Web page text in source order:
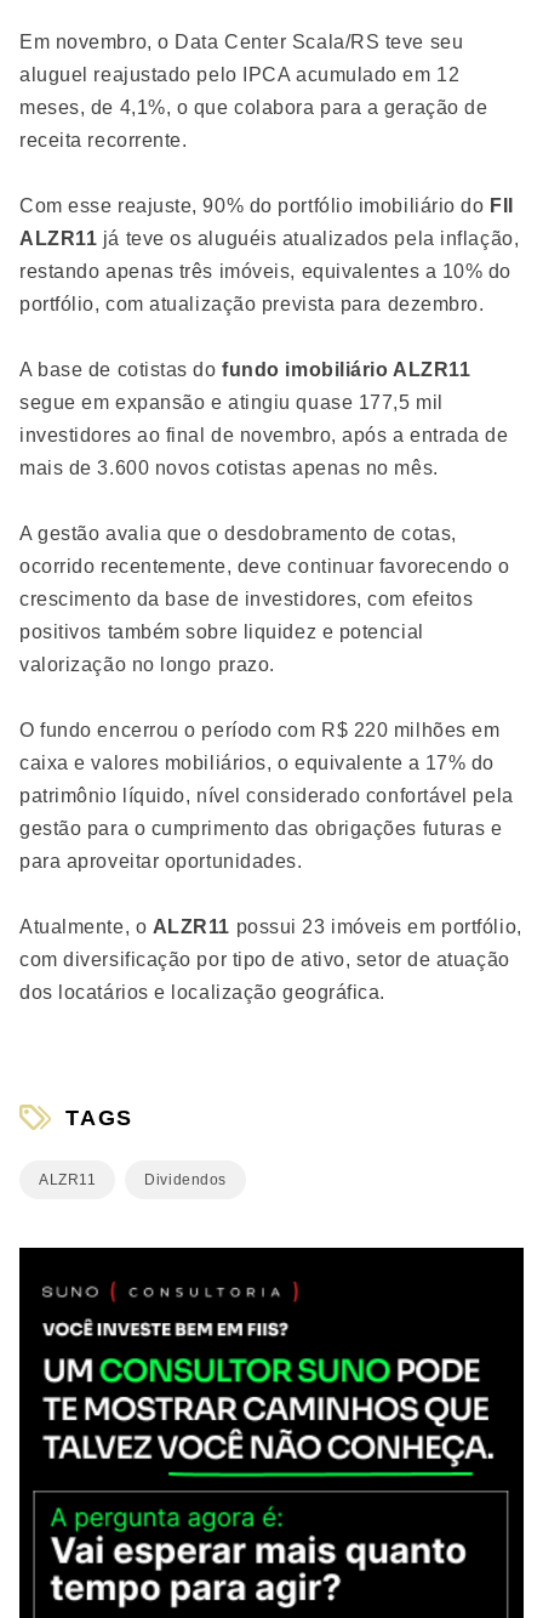
Em novembro, o Data Center Scala/RS teve seu
aluguel reajustado pelo IPCA acumulado em 12
meses, de 4,1%, o que colabora para a geração de
receita recorrente.
Com esse reajuste, 90% do portfólio imobiliário do FII
ALZR11 já teve os aluguéis atualizados pela inflação,
restando apenas três imóveis, equivalentes a 10% do
portfólio, com atualização prevista para dezembro.
A base de cotistas dofundo imobiliário ALZR11
segue em expansão e atingiu quase 177,5 mil
investidores ao final de novembro, após a entrada de
mais de 3.600 novos cotistas apenas no mês.
A gestão avalia que o desdobramento de cotas,
ocorrido recentemente, deve continuar favorecendo o
crescimento da base de investidores, com efeitos
positivos também sobre liquidez e potencial
valorização no longo prazo.
O fundo encerrou o período com R$ 220 milhões em
caixa e valores mobiliários, o equivalente a 17% do
patrimônio líquido, nível considerado confortável pela
gestão para o cumprimento das obrigações futuras e
para aproveitar oportunidades.
Atualmente, o ALZR11 possui 23 imóveis em portfólio,
com diversificação por tipo de ativo, setor de atuação
dos locatários e localização geográfica.
TAGS
ALZR11 Dividendos